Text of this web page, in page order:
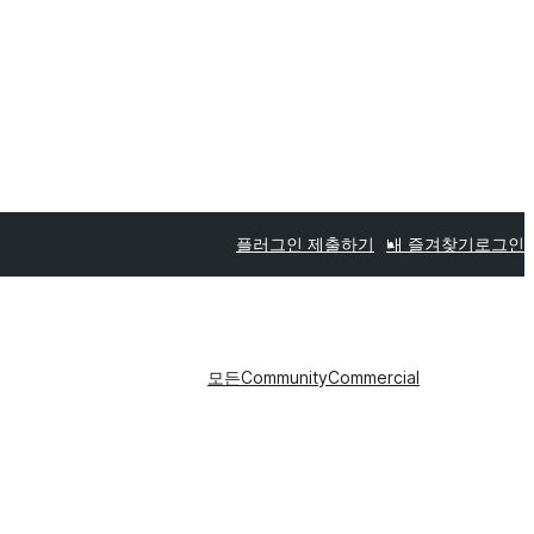
플러그인 제출하기 내 즐겨찾기 로그인
모든CommunityCommercial